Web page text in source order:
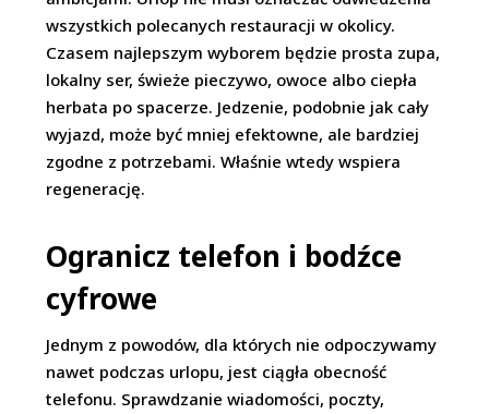
wszystkich polecanych restauracji w okolicy.
Czasem najlepszym wyborem będzie prosta zupa,
lokalny ser, świeże pieczywo, owoce albo ciepła
herbata po spacerze. Jedzenie, podobnie jak cały
wyjazd, może być mniej efektowne, ale bardziej
zgodne z potrzebami. Właśnie wtedy wspiera
regenerację.
Ogranicz telefon i bodźce
cyfrowe
Jednym z powodów, dla których nie odpoczywamy
nawet podczas urlopu, jest ciągła obecność
telefonu. Sprawdzanie wiadomości, poczty,